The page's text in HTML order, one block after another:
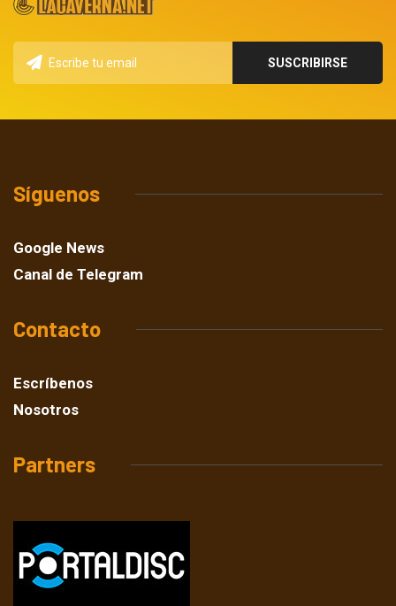
Síguenos
Google News
Canal de Telegram
Contacto
Escríbenos
Nosotros
Partners